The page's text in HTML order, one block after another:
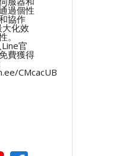
過個性
協作
大化效
。
官
費獲得
CMcacUB